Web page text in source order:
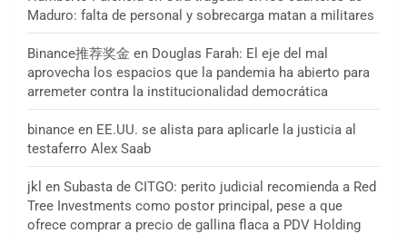
Maduro: falta de personal y sobrecarga matan a militares
Binance推荐奖金 en Douglas Farah: El eje del mal
aprovecha los espacios que la pandemia ha abierto para
arremeter contra la institucionalidad democrática
binance en EE.UU. se alista para aplicarle la justicia al
testaferro Alex Saab
jkl en Subasta de CITGO: perito judicial recomienda a Red
Tree Investments como postor principal, pese a que
ofrece comprar a precio de gallina flaca a PDV Holding